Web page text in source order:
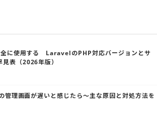
に使用する LaravelのPHP対応バージョンとサ
表（2026年版）
理画面が遅いと感じたら～主な原因と対処方法を